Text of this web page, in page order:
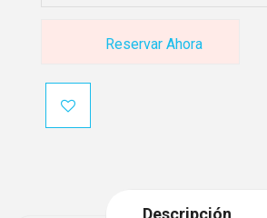
Reservar Ahora
Descripción